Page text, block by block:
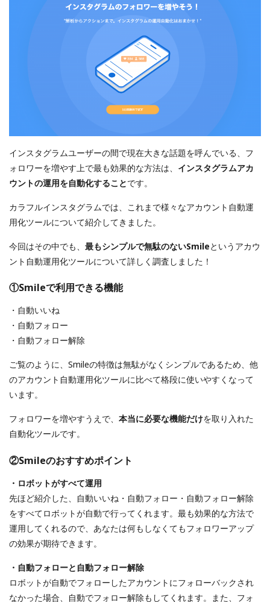
インスタグラムユーザーの間で現在大きな話題を呼んでいる、フ
ォロワーを増やす上で最も効果的な方法は、 インスタグラムアカ
ウントの運用を自動化することです。
カラフルインスタグラムでは、これまで様々なアカウント自動運
用化ツールについて紹介してきました。
今回はその中でも、 最もシンプルで無駄のないSmileというアカウ
ント自動運用化ツールについて詳しく調査しました！
①Smileで利用できる機能
・自動いいね
・自動フォロー
・自動フォロー解除
ご覧のように、Smileの特徴は無駄がなくシンプルであるため、他
のアカウント自動運用化ツールに比べて格段に使いやすくなって
います。
フォロワーを増やすうえで、 本当に必要な機能だけを取り入れた
自動化ツールです。
②Smileのおすすめポイント
・ロボットがすべて運用
先ほど紹介した、自動いいね・自動フォロー・自動フォロー解除
をすべてロボットが自動で行ってくれます。最も効果的な方法で
運用してくれるので、あなたは何もしなくてもフォロワーアップ
の効果が期待できます。
・自動フォローと自動フォロー解除
ロボットが自動でフォローしたアカウントにフォローバックされ
なかった場合、自動でフォロー解除もしてくれます。また、フォ